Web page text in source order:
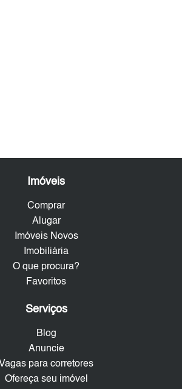
Imóveis
Comprar
Alugar
Imóveis Novos
Imobiliária
O que procura?
Favoritos
Serviços
Blog
Anuncie
Vagas para corretores
Ofereça seu imóvel